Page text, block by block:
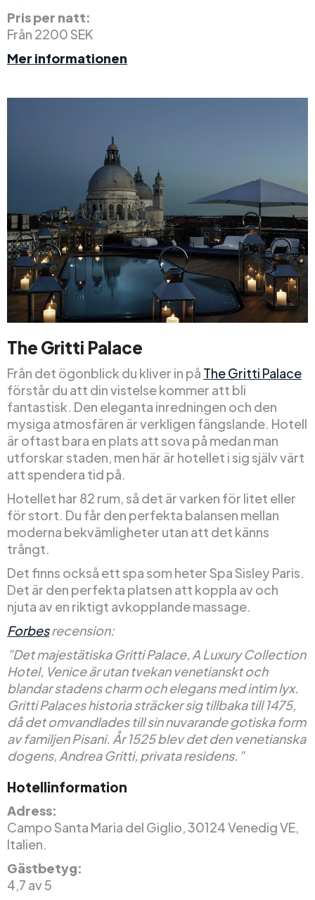
Pris per natt:
Från 2200 SEK
Mer informationen
The Gritti Palace
Från det ögonblick du kliver in på The Gritti Palace
förstår du att din vistelse kommer att bli
fantastisk. Den eleganta inredningen och den
mysiga atmosfären är verkligen fängslande. Hotell
är oftast bara en plats att sova på medan man
utforskar staden, men här är hotellet i sig själv värt
att spendera tid på.
Hotellet har 82 rum, så det är varken för litet eller
för stort. Du får den perfekta balansen mellan
moderna bekvämligheter utan att det känns
trångt.
Det finns också ett spa som heter Spa Sisley Paris.
Det är den perfekta platsen att koppla av och
njuta av en riktigt avkopplande massage.
Forbesrecension:
”Det majestätiska Gritti Palace, A Luxury Collection
Hotel, Venice är utan tvekan venetianskt och
blandar stadens charm och elegans med intim lyx.
Gritti Palaces historia sträcker sig tillbaka till 1475,
då det omvandlades till sin nuvarande gotiska form
av familjen Pisani. År 1525 blev det den venetianska
dogens, Andrea Gritti, privata residens.”
Hotellinformation
Adress:
Campo Santa Maria del Giglio, 30124 Venedig VE,
Italien.
Gästbetyg:
4,7 av 5